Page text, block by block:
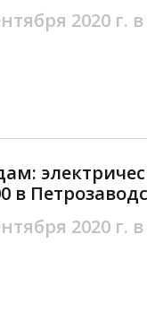
2020 г.
в
2020 г.